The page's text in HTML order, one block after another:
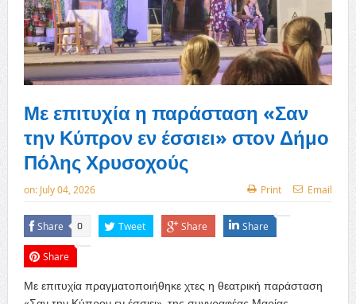
Με επιτυχία η παράσταση «Σαν
την Κύπρον εν έσσιει» στον Δήμο
Πόλης Χρυσοχούς
on: July 04, 2026 Print Email
Share 0 Tweet Share Share
Share
Με επιτυχία πραγματοποιήθηκε χτες η θεατρική παράσταση